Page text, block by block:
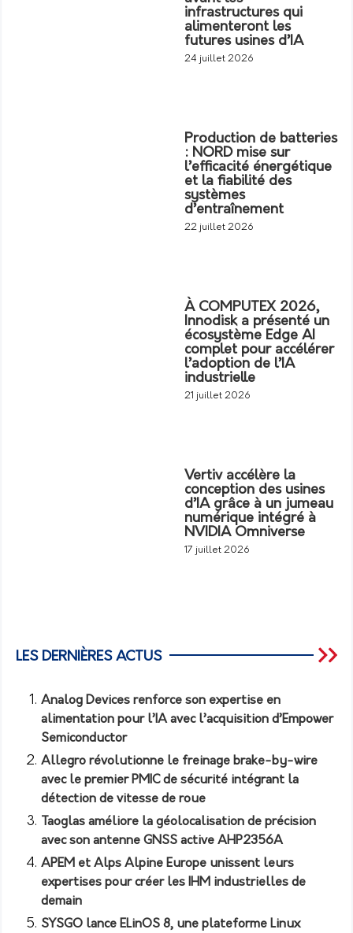
infrastructures qui
alimenteront les
futures usines d’IA
24 juillet 2026
Production de batteries
: NORD mise sur
l’efficacité énergétique
et la fiabilité des
systèmes
d’entraînement
22 juillet 2026
À COMPUTEX 2026,
Innodisk a présenté un
écosystème Edge AI
complet pour accélérer
l’adoption de l’IA
industrielle
21 juillet 2026
Vertiv accélère la
conception des usines
d’IA grâce à un jumeau
numérique intégré à
NVIDIA Omniverse
17 juillet 2026
LES DERNIÈRES ACTUS
Analog Devices renforce son expertise en
alimentation pour l’IA avec l’acquisition d’Empower
Semiconductor
Allegro révolutionne le freinage brake-by-wire
avec le premier PMIC de sécurité intégrant la
détection de vitesse de roue
Taoglas améliore la géolocalisation de précision
avec son antenne GNSS active AHP2356A
APEM et Alps Alpine Europe unissent leurs
expertises pour créer les IHM industrielles de
demain
SYSGO lance ELinOS 8, une plateforme Linux